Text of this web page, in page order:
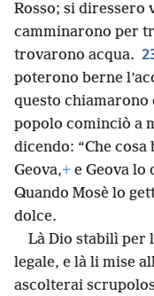
Rosso; si diressero
camminarono per
trovarono acqua.
poterono berne
questo chiamarono
popolo cominciò a
dicendo: “Che cosa
Geova,+ e Geova lo
Quando Mosè lo
dolce.
Là Dio stabilì per
legale, e là li mise
ascolterai